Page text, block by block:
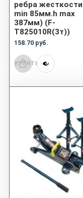
ребра
min 85мм.h max
387мм) (F-
T825010R(3т))
158.70 руб.
КУПИТЬ